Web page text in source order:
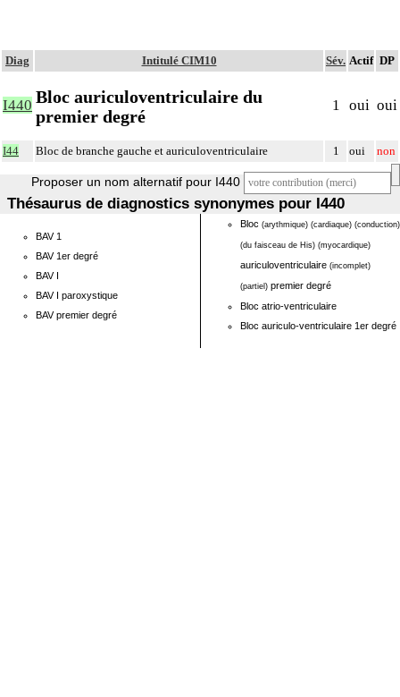
Diag Intitulé CIM10 Sév. Actif DP
I440 Bloc auriculoventriculaire du
premier degré
1 oui oui
I44 Bloc de branche gauche et auriculoventriculaire 1 oui non
Proposer un nom alternatif pour I440
Thésaurus de diagnostics synonymes pour I440
BAV 1
BAV 1er degré
BAV I
BAV I paroxystique
BAV premier degré
Bloc (arythmique) (cardiaque) (conduction)
(du faisceau de His) (myocardique)
auriculoventriculaire (incomplet)
(partiel) premier degré
Bloc atrio-ventriculaire
Bloc auriculo-ventriculaire 1er degré